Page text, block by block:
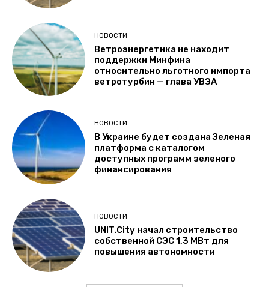
НОВОСТИ
Ветроэнергетика не находит
поддержки Минфина
относительно льготного импорта
ветротурбин — глава УВЭА
НОВОСТИ
В Украине будет создана Зеленая
платформа с каталогом
доступных программ зеленого
финансирования
НОВОСТИ
UNIT.City начал строительство
собственной СЭС 1,3 МВт для
повышения автономности